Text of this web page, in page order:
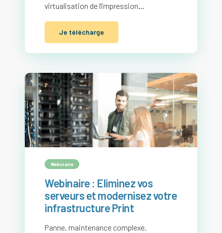
virtualisation de l'impression...
Je télécharge
Webinaire
Webinaire : Eliminez vos
serveurs et modernisez votre
infrastructure Print
Panne, maintenance complexe,